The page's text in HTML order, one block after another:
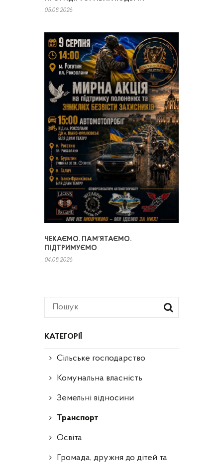
КАТЕГОРІЇ
Сільське господарство
Комунальна власність
Земельні відносини
Транспорт
Освіта
Громада, дружня до дітей та
05.08.2026
ЧЕКАЄМО. ПАМ’ЯТАЄМО.
ПІДТРИМУЄМО
04.08.2026